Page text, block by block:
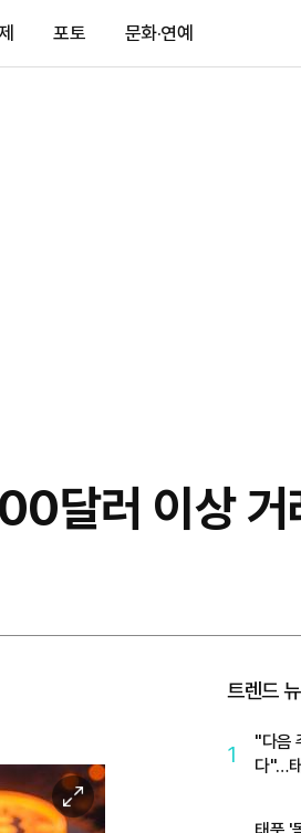
포토 문화·연예
달러 이상 거
이
미
트렌드
1
"다음
다"…